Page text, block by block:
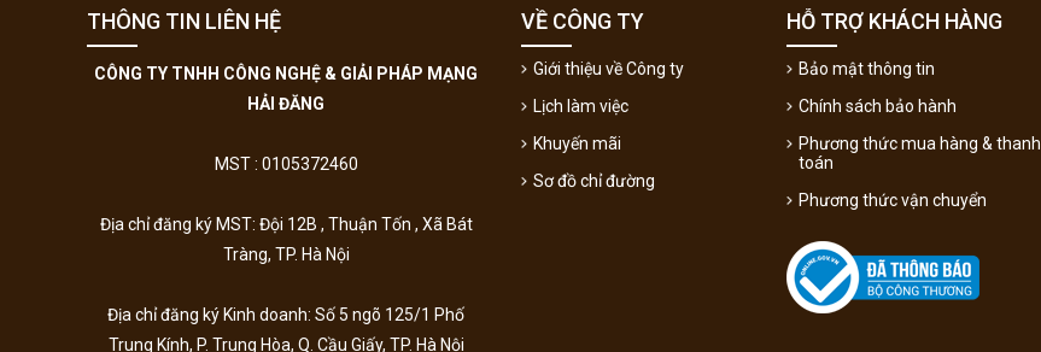
THÔNG TIN LIÊN HỆ
CÔNG TY TNHH CÔNG NGHỆ & GIẢI PHÁP MẠNG
HẢI ĐĂNG
MST : 0105372460
Địa chỉ đăng ký MST: Đội 12B , Thuận Tốn , Xã Bát
Tràng, TP. Hà Nội
Địa chỉ đăng ký Kinh doanh: Số 5 ngõ 125/1 Phố
Trung Kính, P. Trung Hòa, Q. Cầu Giấy, TP. Hà Nội
VỀ CÔNG TY
Giới thiệu về Công ty
Lịch làm việc
Khuyến mãi
Sơ đồ chỉ đường
HỖ TRỢ KHÁCH HÀNG
Bảo mật thông tin
Chính sách bảo hành
Phương thức mua hàng & thanh
toán
Phương thức vận chuyển